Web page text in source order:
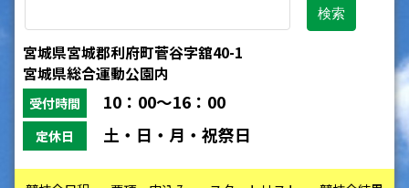
宮城県宮城郡利府町菅谷字舘40-1
宮城県総合運動公園内
受付時間 10：00～16：00
定休日 土・日・月・祝祭日